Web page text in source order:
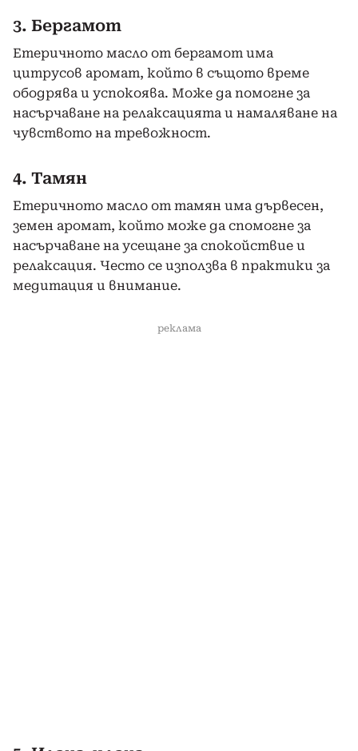
3. Бергамот
Етеричното масло от бергамот има
цитрусов аромат, който в същото време
ободрява и успокоява. Може да помогне за
насърчаване на релаксацията и намаляване на
чувството на тревожност.
4. Тамян
Етеричното масло от тамян има дървесен,
земен аромат, който може да спомогне за
насърчаване на усещане за спокойствие и
релаксация. Често се използва в практики за
медитация и внимание.
реклама